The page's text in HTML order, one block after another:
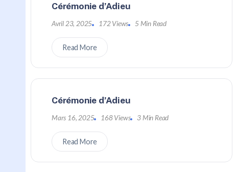
Cérémonie d’Adieu
Avril 23, 2025 172 Views 5 Min Read
Read More
Cérémonie d’Adieu
Mars 16, 2025 168 Views 3 Min Read
Read More